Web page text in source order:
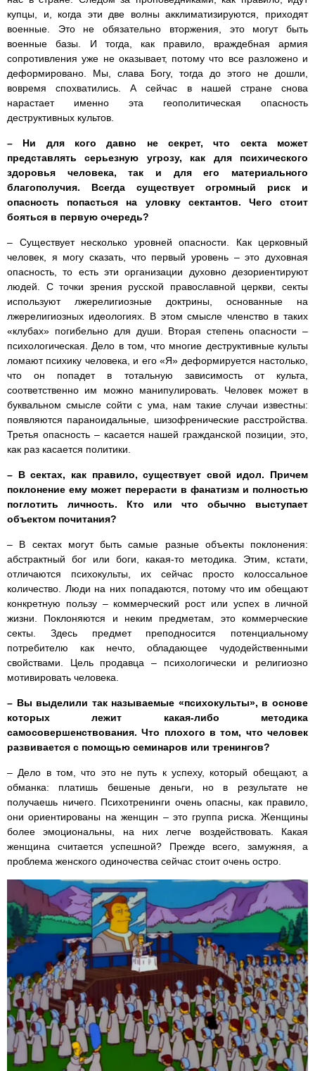
купцы, и, когда эти две волны акклиматизируются, приходят
военные. Это не обязательно вторжения, это могут быть
военные базы. И тогда, как правило, враждебная армия
сопротивления уже не оказывает, потому что все разложено и
деформировано. Мы, слава Богу, тогда до этого не дошли,
вовремя спохватились. А сейчас в нашей стране снова
нарастает именно эта геополитическая опасность
деструктивных культов.
– Ни для кого давно не секрет, что секта может
представлять серьезную угрозу, как для психического
здоровья человека, так и для его материального
благополучия. Всегда существует огромный риск и
опасность попасться на уловку сектантов. Чего стоит
бояться в первую очередь?
– Существует несколько уровней опасности. Как церковный
человек, я могу сказать, что первый уровень – это духовная
опасность, то есть эти организации духовно дезориентируют
людей. С точки зрения русской православной церкви, секты
используют лжерелигиозные доктрины, основанные на
лжерелигиозных идеологиях. В этом смысле членство в таких
«клубах» погибельно для души. Вторая степень опасности –
психологическая. Дело в том, что многие деструктивные культы
ломают психику человека, и его «Я» деформируется настолько,
что он попадет в тотальную зависимость от культа,
соответственно им можно манипулировать. Человек может в
буквальном смысле сойти с ума, нам такие случаи известны:
появляются параноидальные, шизофренические расстройства.
Третья опасность – касается нашей гражданской позиции, это,
как раз касается политики.
– В сектах, как правило, существует свой идол. Причем
поклонение ему может перерасти в фанатизм и полностью
поглотить личность. Кто или что обычно выступает
объектом почитания?
– В сектах могут быть самые разные объекты поклонения:
абстрактный бог или боги, какая-то методика. Этим, кстати,
отличаются психокульты, их сейчас просто колоссальное
количество. Люди на них попадаются, потому что им обещают
конкретную пользу – коммерческий рост или успех в личной
жизни. Поклоняются и неким предметам, это коммерческие
секты. Здесь предмет преподносится потенциальному
потребителю как нечто, обладающее чудодейственными
свойствами. Цель продавца – психологически и религиозно
мотивировать человека.
– Вы выделили так называемые «психокульты», в основе
которых лежит какая-либо методика
самосовершенствования. Что плохого в том, что человек
развивается с помощью семинаров или тренингов?
– Дело в том, что это не путь к успеху, который обещают, а
обманка: платишь бешеные деньги, но в результате не
получаешь ничего. Психотренинги очень опасны, как правило,
они ориентированы на женщин – это группа риска. Женщины
более эмоциональны, на них легче воздействовать. Какая
женщина считается успешной? Прежде всего, замужняя, а
проблема женского одиночества сейчас стоит очень остро.